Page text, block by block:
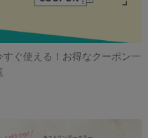
すぐ使える！お得なクーポン一